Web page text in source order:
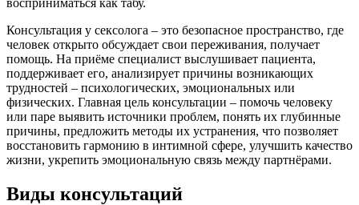
восприниматься как табу.
Консультация у сексолога – это безопасное пространство, где
человек открыто обсуждает свои переживания, получает
помощь. На приёме специалист выслушивает пациента,
поддерживает его, анализирует причины возникающих
трудностей – психологических, эмоциональных или
физических. Главная цель консультации – помочь человеку
или паре выявить источники проблем, понять их глубинные
причины, предложить методы их устранения, что позволяет
восстановить гармонию в интимной сфере, улучшить качество
жизни, укрепить эмоциональную связь между партнёрами.
Виды консультаций